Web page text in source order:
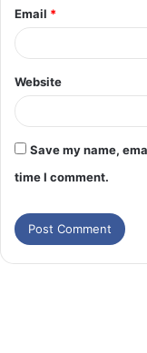
Email *
Website
Save my name,
time I comment.